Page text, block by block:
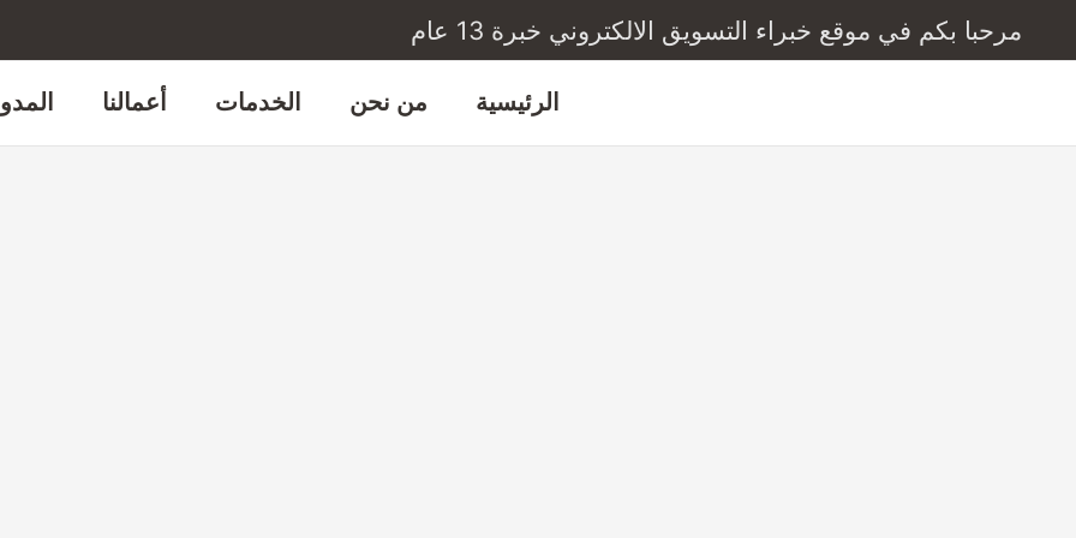
مرحبا بكم في موقع خبراء التسويق الالكتروني خبرة 13 عام
الرئيسية من نحن الخدمات أعمالنا